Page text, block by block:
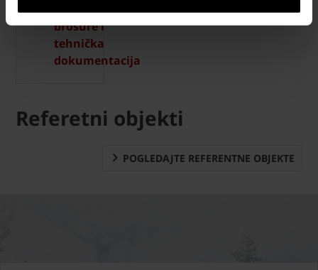
Katalozi,
brošure i
tehnička
dokumentacija
Referetni objekti
POGLEDAJTE REFERENTNE OBJEKTE